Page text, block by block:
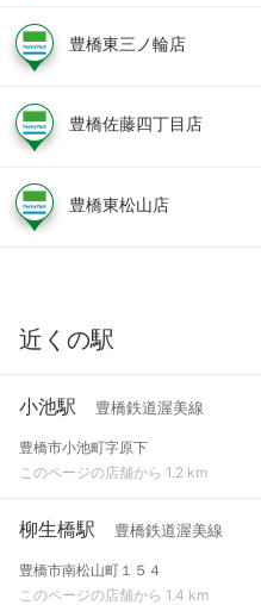
豊橋東三ノ輪店
豊橋佐藤四丁目店
豊橋東松山店
近くの駅
小池駅 豊橋鉄道渥美線
豊橋市小池町字原下
このページの店舗から 1.2 km
柳生橋駅 豊橋鉄道渥美線
豊橋市南松山町１５４
このページの店舗から 1.4 km